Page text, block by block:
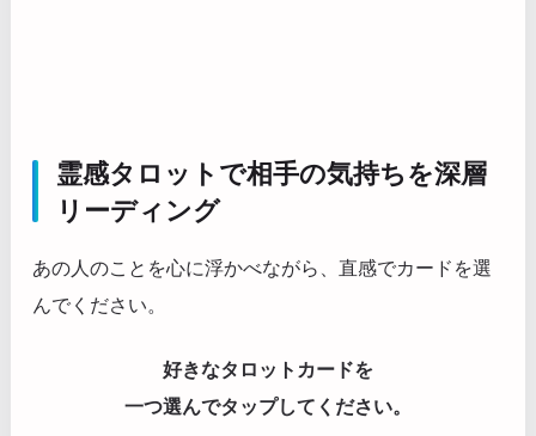
霊感タロットで相手の気持ちを深層
リーディング
あの人のことを心に浮かべながら、直感でカードを選
んでください。
好きなタロットカードを
一つ選んでタップしてください。